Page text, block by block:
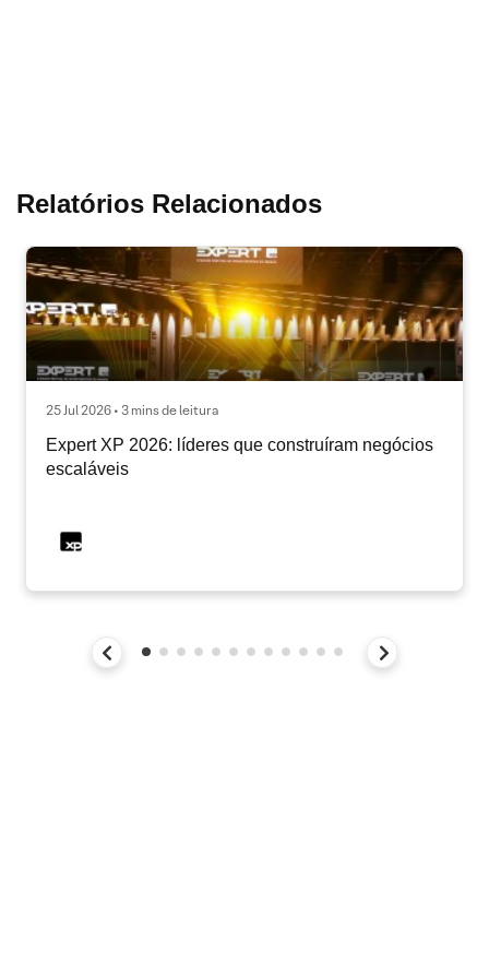
Relatórios Relacionados
25 Jul 2026 • 3 mins de leitura
Expert XP 2026: líderes que construíram negócios
escaláveis